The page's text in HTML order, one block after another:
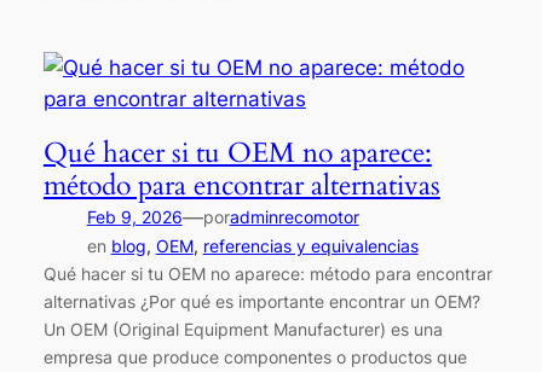
Qué hacer si tu OEM no aparece:
método para encontrar alternativas
Feb 9, 2026—poradminrecomotor
en blog, OEM, referencias y equivalencias
Qué hacer si tu OEM no aparece: método para encontrar
alternativas ¿Por qué es importante encontrar un OEM?
Un OEM (Original Equipment Manufacturer) es una
empresa que produce componentes o productos que